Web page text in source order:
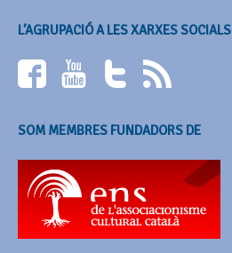
L’AGRUPACIÓ A LES XARXES SOCIALS
SOM MEMBRES FUNDADORS DE